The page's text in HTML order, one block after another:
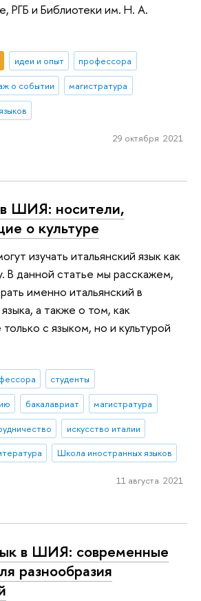
РГБ и Библиотеки им. Н. А.
идеи и опыт
профессора
о событии
магистратура
29 октября 2021
ШИЯ: носители,
о культуре
изучать итальянский язык как
В данной статье мы расскажем,
именно итальянский в
а также о том, как
с языком, но и культурой
студенты
бакалавриат
магистратура
искусство италии
Школа иностранных языков
11 августа 2021
в ШИЯ: современные
разнообразия